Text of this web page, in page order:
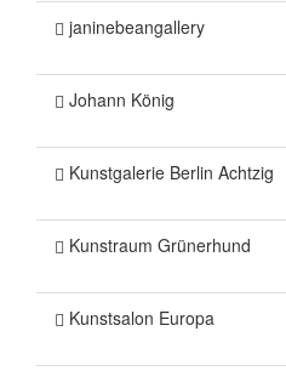
janinebeangallery
Johann König
Kunstgalerie Berlin Achtzig
Kunstraum Grünerhund
Kunstsalon Europa